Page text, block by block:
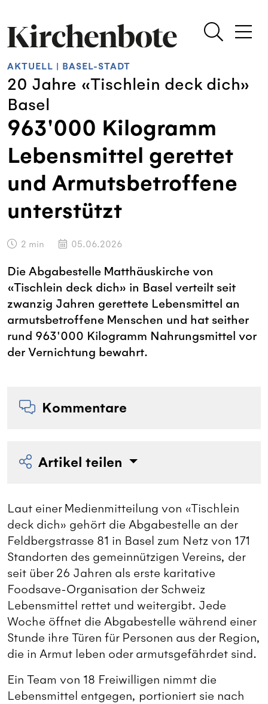
AKTUELL BASEL-STADT
20 Jahre «Tischlein deck dich»
Basel
963'000 Kilogramm
Lebensmittel gerettet
und Armutsbetroffene
unterstützt
2 min 05.06.2026
Die Abgabestelle Matthäuskirche von
«Tischlein deck dich» in Basel verteilt seit
zwanzig Jahren gerettete Lebensmittel an
armutsbetroffene Menschen und hat seither
rund 963'000 Kilogramm Nahrungsmittel vor
der Vernichtung bewahrt.
Kommentare
Artikel teilen
Laut einer Medienmitteilung von «Tischlein
deck dich» gehört die Abgabestelle an der
Feldbergstrasse 81 in Basel zum Netz von 171
Standorten des gemeinnützigen Vereins, der
seit über 26 Jahren als erste karitative
Foodsave-Organisation der Schweiz
Lebensmittel rettet und weitergibt. Jede
Woche öffnet die Abgabestelle während einer
Stunde ihre Türen für Personen aus der Region,
die in Armut leben oder armutsgefährdet sind.
Ein Team von 18 Freiwilligen nimmt die
Lebensmittel entgegen, portioniert sie nach